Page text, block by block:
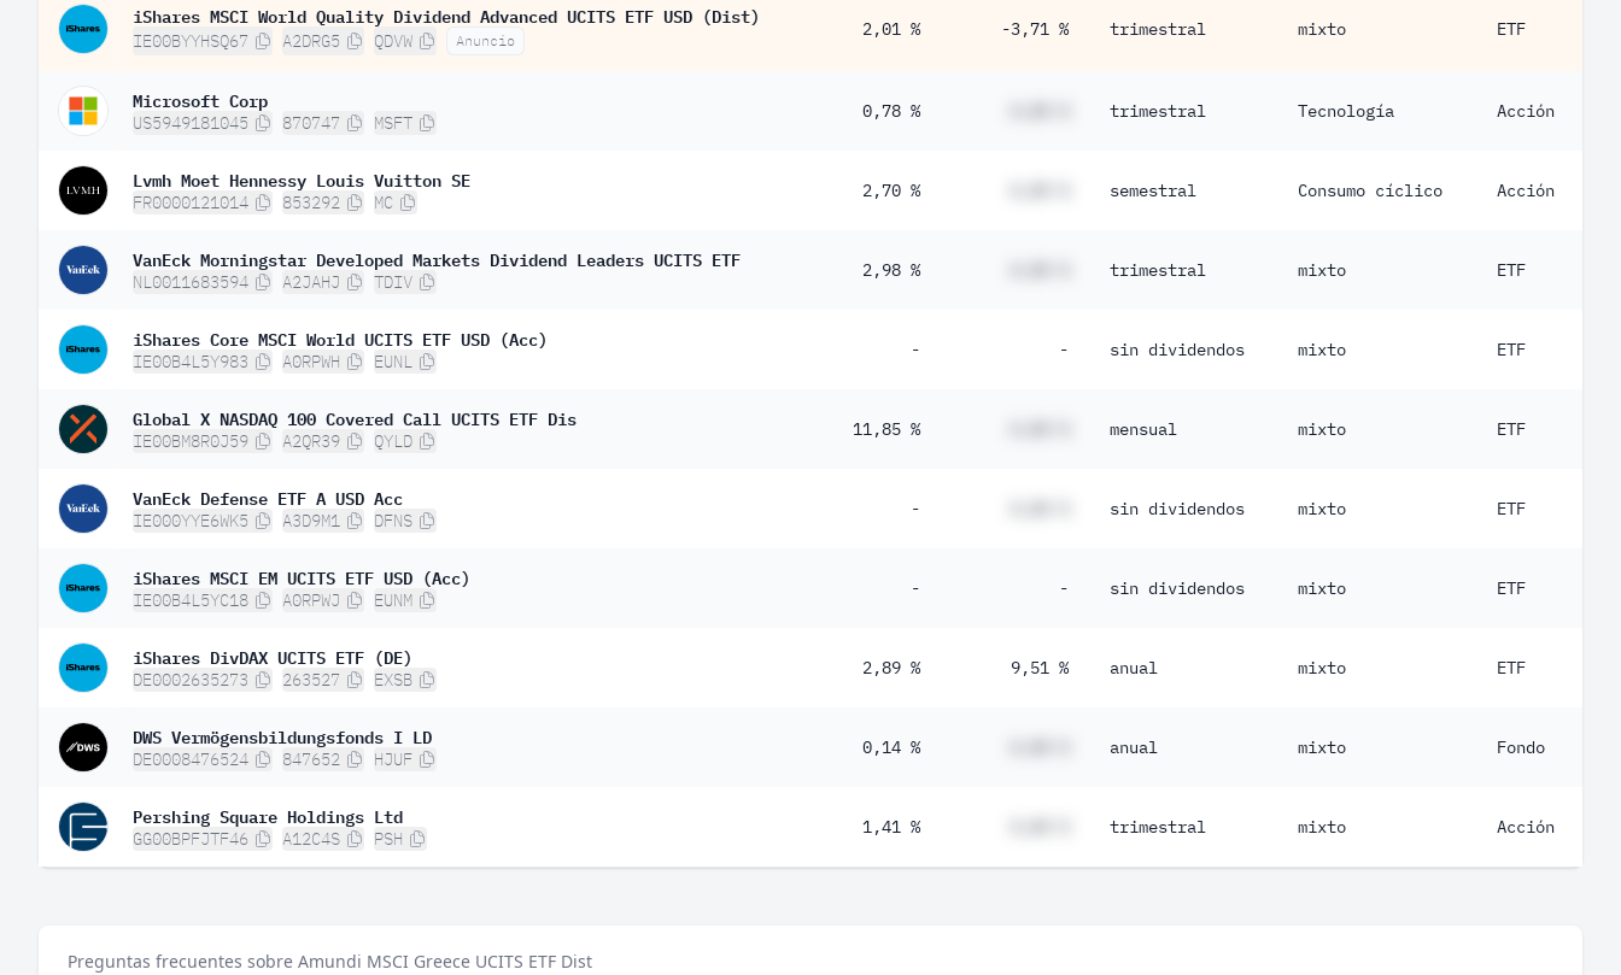
iShares MSCI World Quality Dividend Advanced UCITS ETF USD (Dist)
IE00BYYHSQ67 A2DRG5 QDVW Anuncio
2,01 % -3,71 % trimestral mixto ETF
Microsoft Corp
US5949181045 870747 MSFT
0,78 % trimestral Tecnología Acción
Lvmh Moet Hennessy Louis Vuitton SE
FR0000121014 853292 MC
2,70 % semestral Consumo cíclico Acción
VanEck Morningstar Developed Markets Dividend Leaders UCITS ETF
NL0011683594 A2JAHJ TDIV
2,98 % trimestral mixto ETF
iShares Core MSCI World UCITS ETF USD (Acc)
IE00B4L5Y983 A0RPWH EUNL
- - sin dividendos mixto ETF
Global X NASDAQ 100 Covered Call UCITS ETF Dis
IE00BM8R0J59 A2QR39 QYLD
11,85 % mensual mixto ETF
VanEck Defense ETF A USD Acc
IE000YYE6WK5 A3D9M1 DFNS
- sin dividendos mixto ETF
iShares MSCI EM UCITS ETF USD (Acc)
IE00B4L5YC18 A0RPWJ EUNM
- - sin dividendos mixto ETF
iShares DivDAX UCITS ETF (DE)
DE0002635273 263527 EXSB
2,89 % 9,51 % anual mixto ETF
DWS Vermögensbildungsfonds I LD
DE0008476524 847652 HJUF
0,14 % anual mixto Fondo
Pershing Square Holdings Ltd
GG00BPFJTF46 A12C4S PSH
1,41 % trimestral mixto Acción
Preguntas frecuentes sobre Amundi MSCI Greece UCITS ETF Dist